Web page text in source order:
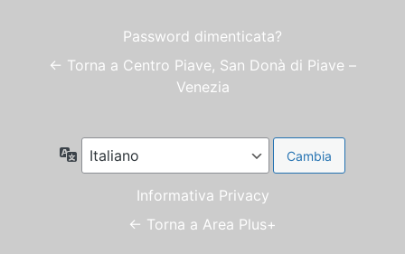
Password dimenticata?
← Torna a Centro Piave, San Donà di Piave –
Venezia
Lingua
Informativa Privacy
← Torna a Area Plus+